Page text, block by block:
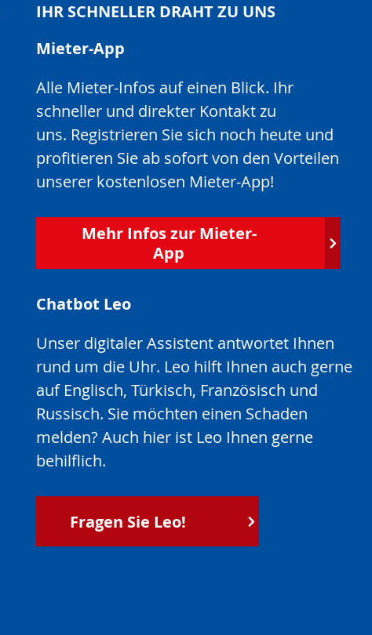
IHR SCHNELLER DRAHT ZU UNS
Mieter-App
Alle Mieter-Infos auf einen Blick. Ihr
schneller und direkter Kontakt zu
uns. Registrieren Sie sich noch heute und
profitieren Sie ab sofort von den Vorteilen
unserer kostenlosen Mieter-App!
Mehr Infos zur Mieter-
App
Chatbot Leo
Unser digitaler Assistent antwortet Ihnen
rund um die Uhr. Leo hilft Ihnen auch gerne
auf Englisch, Türkisch, Französisch und
Russisch. Sie möchten einen Schaden
melden? Auch hier ist Leo Ihnen gerne
behilflich.
Fragen Sie Leo!